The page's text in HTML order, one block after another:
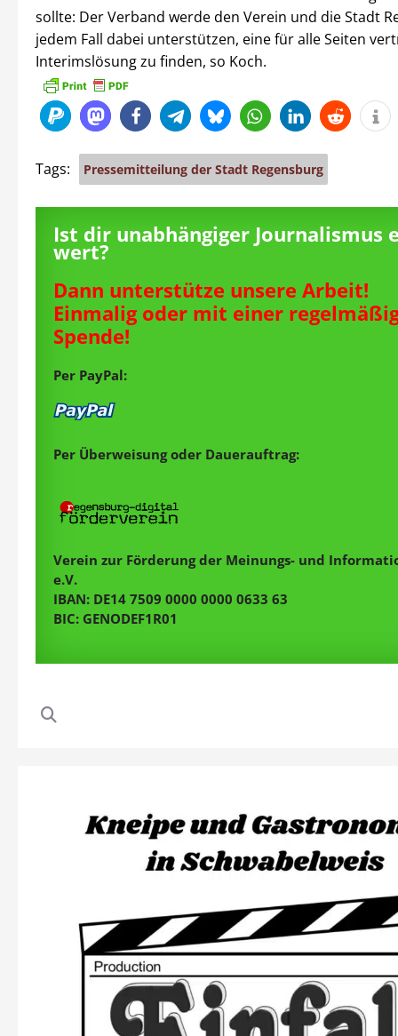
sollte: Der Verband werde den Verein und die Stadt
jedem Fall dabei unterstützen, eine für alle Seiten
Interimslösung zu finden, so Koch.
Tags: Pressemitteilung der Stadt Regensburg
Ist dir unabhängiger Journalismus
wert?
Dann unterstütze unsere Arbeit!
Einmalig oder mit einer
Spende!
Per PayPal:
Per Überweisung oder Dauerauftrag:
Verein zur Förderung der Meinungs- und
e.V.
IBAN: DE14 7509 0000 0000 0633 63
BIC: GENODEF1R01